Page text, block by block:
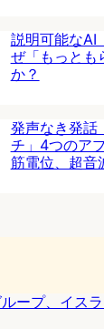
説明可能なAI
ぜ「もっとも
か？
発声なき発話
チ」4つのア
筋電位、超音
ープ、イス